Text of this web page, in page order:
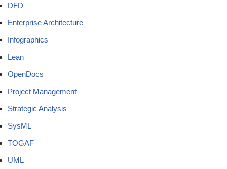
DFD
Enterprise Architecture
Infographics
Lean
OpenDocs
Project Management
Strategic Analysis
SysML
TOGAF
UML